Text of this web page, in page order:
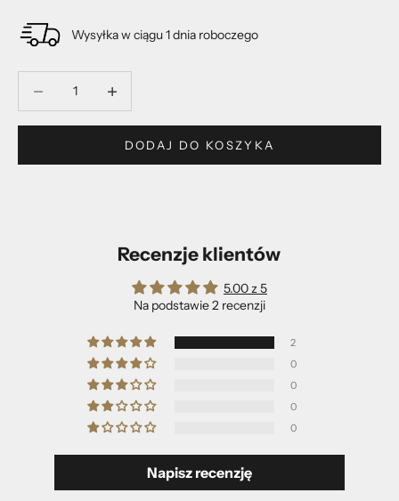
Wysyłka w ciągu 1 dnia roboczego
DODAJ DO KOSZYKA
Recenzje klientów
5.00 z 5
Na podstawie 2 recenzji
2
0
0
0
0
Napisz recenzję